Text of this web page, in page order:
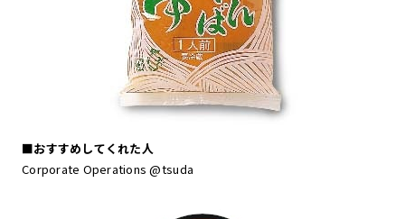
■おすすめしてくれた人
Corporate Operations @tsuda